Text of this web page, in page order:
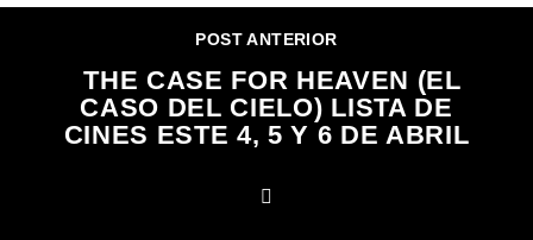
POST ANTERIOR
THE CASE FOR HEAVEN (EL
CASO DEL CIELO) LISTA DE
CINES ESTE 4, 5 Y 6 DE ABRIL